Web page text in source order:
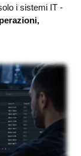
i sistemi IT -